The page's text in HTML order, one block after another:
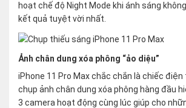
hoạt chế độ Night Mode khi ánh sáng
kết quả tuyệt vời nhất.
Ảnh chân dung xóa phông “ảo diệu”
iPhone 11 Pro Max chắc chắn là chiếc điện
chụp ảnh chân dung xóa phông hàng đầu
3 camera hoạt động cùng lúc giúp cho